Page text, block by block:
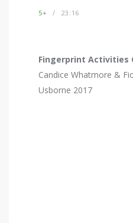
5+ 23:16
Fingerprint Activities
Candice Whatmore &
Usborne 2017